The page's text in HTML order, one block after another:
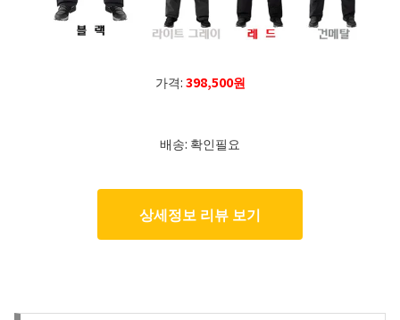
가격:398,500원
배송: 확인필요
상세정보 리뷰 보기